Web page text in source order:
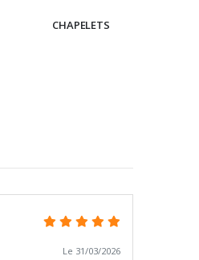
CHAPELETS
Le 31/03/2026